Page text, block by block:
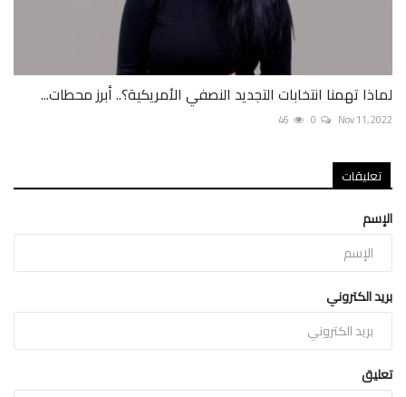
لماذا تهمنا انتخابات التجديد النصفي الأمريكية؟.. أبرز محطات...
Nov 11, 2022
0
46
تعليقات
الإسم
بريد الكتروني
تعليق